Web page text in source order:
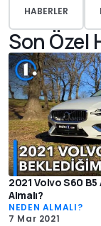
HABERLER
Son Özel
2021 Volvo S60
Almalı?
NEDEN ALMALI?
7 Mar 2021